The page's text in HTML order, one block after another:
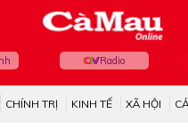
Radio
CHÍNH TRỊ KINH TẾ XÃ HỘI